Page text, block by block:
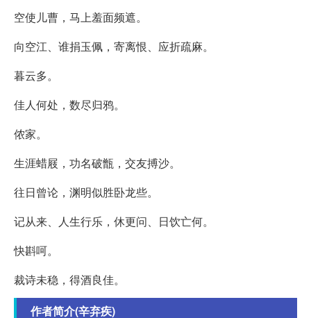
空使儿曹，马上羞面频遮。
向空江、谁捐玉佩，寄离恨、应折疏麻。
暮云多。
佳人何处，数尽归鸦。
侬家。
生涯蜡屐，功名破甑，交友搏沙。
往日曾论，渊明似胜卧龙些。
记从来、人生行乐，休更问、日饮亡何。
快斟呵。
裁诗未稳，得酒良佳。
作者简介(辛弃疾)